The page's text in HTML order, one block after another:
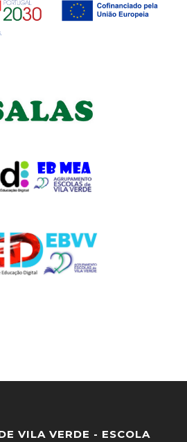
VILA VERDE - ESCOLA